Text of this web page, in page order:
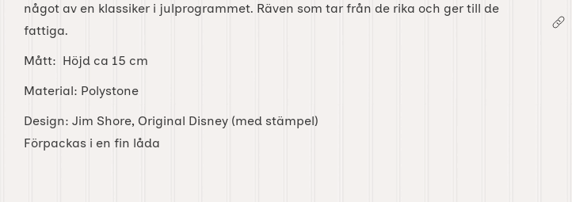
något av en klassiker i julprogrammet. Räven som tar från de rika och ger till de
fattiga.
Mått: Höjd ca 15 cm
Material: Polystone
Design: Jim Shore, Original Disney (med stämpel)
Förpackas i en fin låda